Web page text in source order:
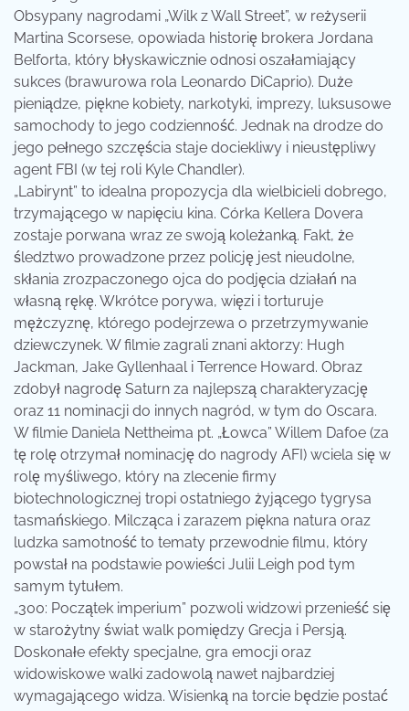
Obsypany nagrodami „Wilk z Wall Street”, w reżyserii
Martina Scorsese, opowiada historię brokera Jordana
Belforta, który błyskawicznie odnosi oszałamiający
sukces (brawurowa rola Leonardo DiCaprio). Duże
pieniądze, piękne kobiety, narkotyki, imprezy, luksusowe
samochody to jego codzienność. Jednak na drodze do
jego pełnego szczęścia staje dociekliwy i nieustępliwy
agent FBI (w tej roli Kyle Chandler).
„Labirynt” to idealna propozycja dla wielbicieli dobrego,
trzymającego w napięciu kina. Córka Kellera Dovera
zostaje porwana wraz ze swoją koleżanką. Fakt, że
śledztwo prowadzone przez policję jest nieudolne,
skłania zrozpaczonego ojca do podjęcia działań na
własną rękę. Wkrótce porywa, więzi i torturuje
mężczyznę, którego podejrzewa o przetrzymywanie
dziewczynek. W filmie zagrali znani aktorzy: Hugh
Jackman, Jake Gyllenhaal i Terrence Howard. Obraz
zdobył nagrodę Saturn za najlepszą charakteryzację
oraz 11 nominacji do innych nagród, w tym do Oscara.
W filmie Daniela Nettheima pt. „Łowca” Willem Dafoe (za
tę rolę otrzymał nominację do nagrody AFI) wciela się w
rolę myśliwego, który na zlecenie firmy
biotechnologicznej tropi ostatniego żyjącego tygrysa
tasmańskiego. Milcząca i zarazem piękna natura oraz
ludzka samotność to tematy przewodnie filmu, który
powstał na podstawie powieści Julii Leigh pod tym
samym tytułem.
„300: Początek imperium” pozwoli widzowi przenieść się
w starożytny świat walk pomiędzy Grecja i Persją.
Doskonałe efekty specjalne, gra emocji oraz
widowiskowe walki zadowolą nawet najbardziej
wymagającego widza. Wisienką na torcie będzie postać